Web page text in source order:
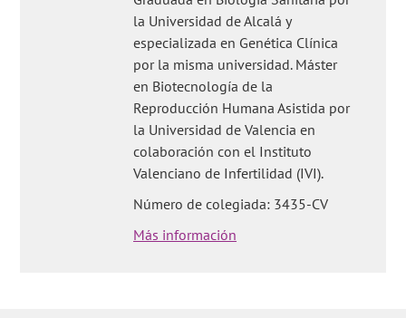
la Universidad de Alcalá y
especializada en Genética Clínica
por la misma universidad. Máster
en Biotecnología de la
Reproducción Humana Asistida por
la Universidad de Valencia en
colaboración con el Instituto
Valenciano de Infertilidad (IVI).
Número de colegiada: 3435-CV
Más información